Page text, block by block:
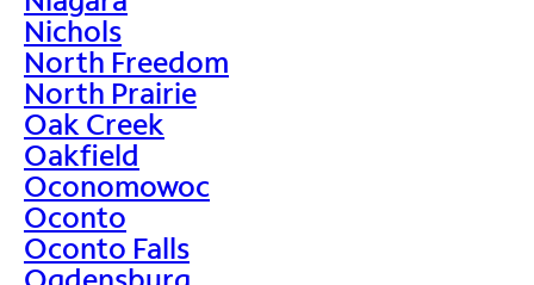
Nichols
North Freedom
North Prairie
Oak Creek
Oakfield
Oconomowoc
Oconto
Oconto Falls